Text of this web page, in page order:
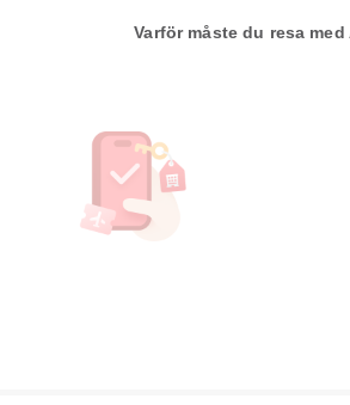
Varför måste du resa med